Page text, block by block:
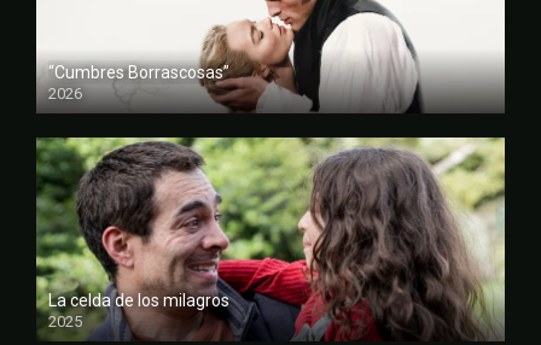
“Cumbres Borrascosas”
2026
FULL HD
La celda de los milagros
2025
FULL HD